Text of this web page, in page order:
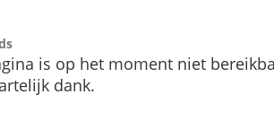
is op het moment niet
dank.